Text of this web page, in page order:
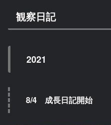
観察日記
2021
8/4 成長日記開始